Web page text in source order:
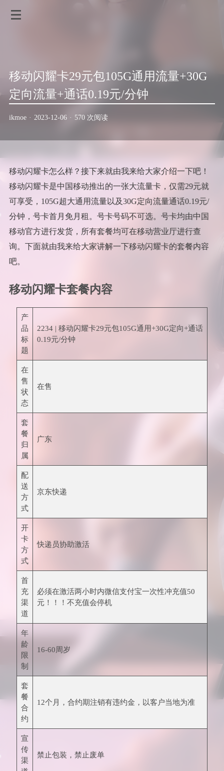
移动闪耀卡29元包105G通用流量+30G
定向流量+通话0.19元/分钟
ikmoe · 2023-12-06 · 570 次阅读
移动闪耀卡怎么样？接下来就由我来给大家介绍一下吧！
移动闪耀卡是中国移动推出的一张大流量卡，仅需29元就
可享受，105G超大通用流量以及30G定向流量通话0.19元/
分钟，号卡首月免月租。号卡号码不可选。号卡均由中国
移动官方进行发货，所有套餐均可在移动营业厅进行查
询。下面就由我来给大家讲解一下移动闪耀卡的套餐内容
吧。
移动闪耀卡套餐内容
产
品
标
题
2234 | 移动闪耀卡29元包105G通用+30G定向+通话
0.19元/分钟
在
售
状
态
在售
套
餐
归
属
广东
配
送
方
式
京东快递
开
卡
方
式
快递员协助激活
首
充
渠
道
必须在激活两小时内微信支付宝一次性冲充值50
元！！！不充值会停机
年
龄
限
制
16-60周岁
套
餐
合
约
12个月，合约期注销有违约金，以客户当地为准
宣
传
渠
禁止包装，禁止废单